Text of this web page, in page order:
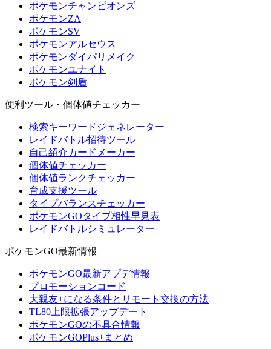
ポケモンチャンピオンズ
ポケモンZA
ポケモンSV
ポケモンアルセウス
ポケモンダイパリメイク
ポケモンユナイト
ポケモン剣盾
便利ツール・個体値チェッカー
検索キーワードジェネレーター
レイドバトル招待ツール
自己紹介カードメーカー
個体値チェッカー
個体値ランクチェッカー
育成支援ツール
タイプバランスチェッカー
ポケモンGOタイプ相性早見表
レイドバトルシミュレーター
ポケモンGO最新情報
ポケモンGO最新アプデ情報
プロモーションコード
大親友+になる条件とリモート交換の方法
TL80上限拡張アップデート
ポケモンGOの不具合情報
ポケモンGOPlus+まとめ